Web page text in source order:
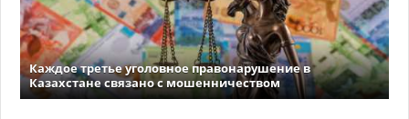
Каждое третье уголовное правонарушение в
Казахстане связано с мошенничеством